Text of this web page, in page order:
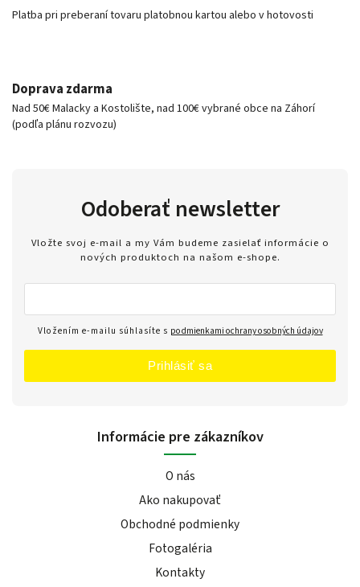
Platba pri preberaní tovaru platobnou kartou alebo v hotovosti
Doprava zdarma
Nad 50€ Malacky a Kostolište, nad 100€ vybrané obce na Záhorí
(podľa plánu rozvozu)
Odoberať newsletter
Vložte svoj e-mail a my Vám budeme zasielať informácie o
nových produktoch na našom e-shope.
Vložením e-mailu súhlasíte s podmienkami ochrany osobných údajov
Prihlásiť sa
Informácie pre zákazníkov
O nás
Ako nakupovať
Obchodné podmienky
Fotogaléria
Kontakty